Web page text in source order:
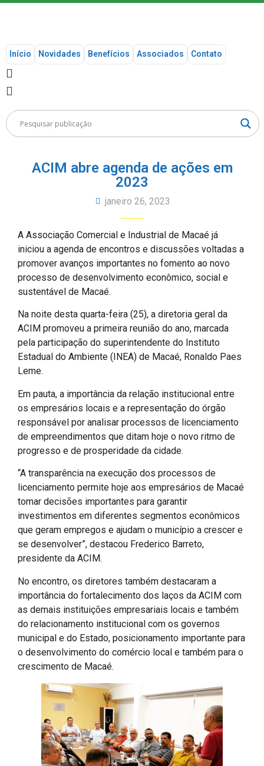
Início Novidades Benefícios Associados Contato
ACIM abre agenda de ações em
2023
janeiro 26, 2023
A Associação Comercial e Industrial de Macaé já
iniciou a agenda de encontros e discussões voltadas a
promover avanços importantes no fomento ao novo
processo de desenvolvimento econômico, social e
sustentável de Macaé.
Na noite desta quarta-feira (25), a diretoria geral da
ACIM promoveu a primeira reunião do ano, marcada
pela participação do superintendente do Instituto
Estadual do Ambiente (INEA) de Macaé, Ronaldo Paes
Leme.
Em pauta, a importância da relação institucional entre
os empresários locais e a representação do órgão
responsável por analisar processos de licenciamento
de empreendimentos que ditam hoje o novo ritmo de
progresso e de prosperidade da cidade.
“A transparência na execução dos processos de
licenciamento permite hoje aos empresários de Macaé
tomar decisões importantes para garantir
investimentos em diferentes segmentos econômicos
que geram empregos e ajudam o município a crescer e
se desenvolver”, destacou Frederico Barreto,
presidente da ACIM.
No encontro, os diretores também destacaram a
importância do fortalecimento dos laços da ACIM com
as demais instituições empresariais locais e também
do relacionamento institucional com os governos
municipal e do Estado, posicionamento importante para
o desenvolvimento do comércio local e também para o
crescimento de Macaé.